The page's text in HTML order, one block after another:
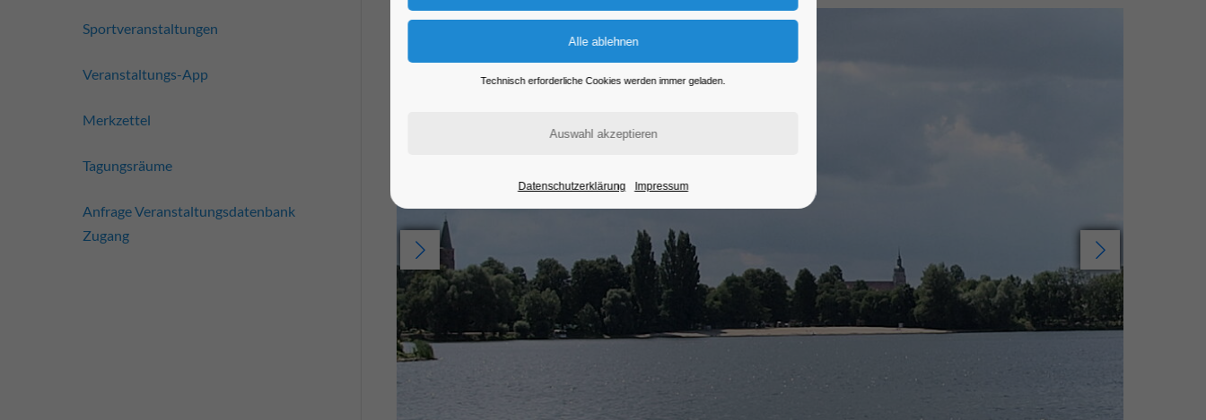
Sportveranstaltungen
Veranstaltungs-App
Merkzettel
Tagungsräume
Anfrage Veranstaltungsdatenbank
Zugang
Technisch erforderliche Cookies werden immer geladen.
Datenschutzerklärung Impressum